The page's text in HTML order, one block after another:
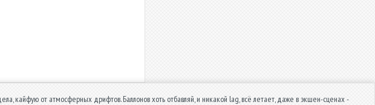
кайфую от атмосферных дрифтов. Баллонов хоть отбавляй, и никакой lag, всё летает, даже в экшен-сценах -